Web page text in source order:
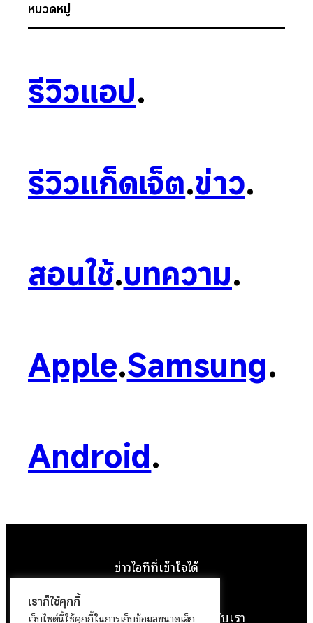
หมวดหมู่
รีวิวแอป.
รีวิวแก็ดเจ็ต.ข่าว.
สอนใช้.บทความ.
Apple.Samsung.
Android.
ข่าวไอทีที่เข้าใจได้
หน้าแรกติดต่อเราลิขสิทธิ์เกี่ยวกับเรา
เราก็ใช้คุกกี้
เว็บไซต์นี้ใช้คุกกี้ในการเก็บข้อมูลขนาดเล็ก